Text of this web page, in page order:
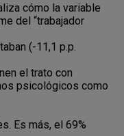
cómo la variable
del “trabajador
(-11,1 p.p.
el trato con
psicológicos como
Es más, el 69%